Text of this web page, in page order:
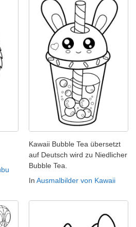
Kawaii Bubble Tea übersetzt
auf Deutsch wird zu Niedlicher
Bubble Tea.
In Ausmalbilder von Kawaii